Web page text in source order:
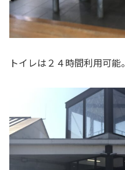
トイレは２４時間利用可能。